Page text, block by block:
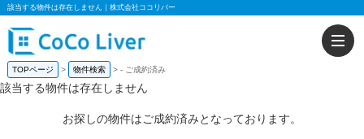
該当する物件は存在しません｜株式会社ココリバー
TOPページ 物件検索 - ご成約済み
該当する物件は存在しません
お探しの物件はご成約済みとなっております。